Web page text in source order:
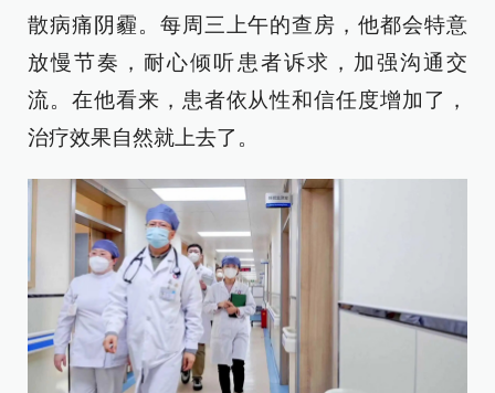
散病痛阴霾。每周三上午的查房，他都会特意
放慢节奏，耐心倾听患者诉求，加强沟通交
流。在他看来，患者依从性和信任度增加了，
治疗效果自然就上去了。